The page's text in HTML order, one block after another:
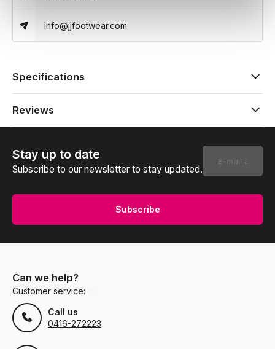
info@jjfootwear.com
Specifications
Reviews
Stay up to date
Subscribe to our newsletter to stay updated.
Subscribe
Can we help?
Customer service:
Call us
0416-272223